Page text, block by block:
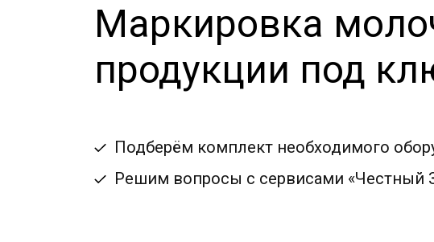
Маркировка
продукции под
Подберём комплект необходимого
Решим вопросы с сервисами «Честный